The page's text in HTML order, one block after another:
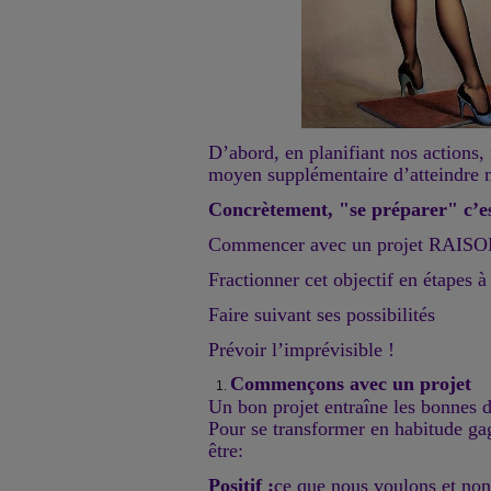
D’abord, en planifiant nos
moyen supplémentaire d’atteindre
Concrètement, "se préparer"
Commencer avec un projet
Fractionner cet objectif en étapes
Faire suivant ses possibilités
Prévoir l’imprévisible !
Commençons avec un projet
Un bon projet entraîne les bonnes
Pour se transformer en habitude
être:
Positif :ce que nous voulons et